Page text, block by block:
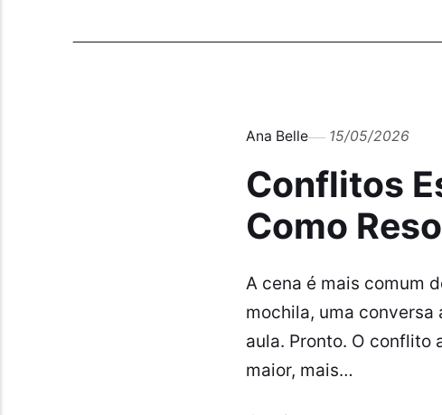
Ana Belle 15/05/2026
Conflitos
Como
A cena é mais comum
mochila, uma
aula. Pronto. O conflito
maior, mais…